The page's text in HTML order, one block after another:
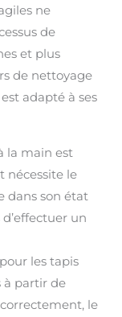
ne
de
et plus
de nettoyage
adapté à ses
la main est
nécessite le
dans son état
un
les tapis
à partir de
le